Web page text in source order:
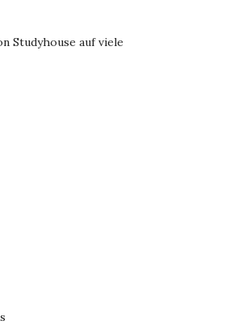
Studyhouse auf viele